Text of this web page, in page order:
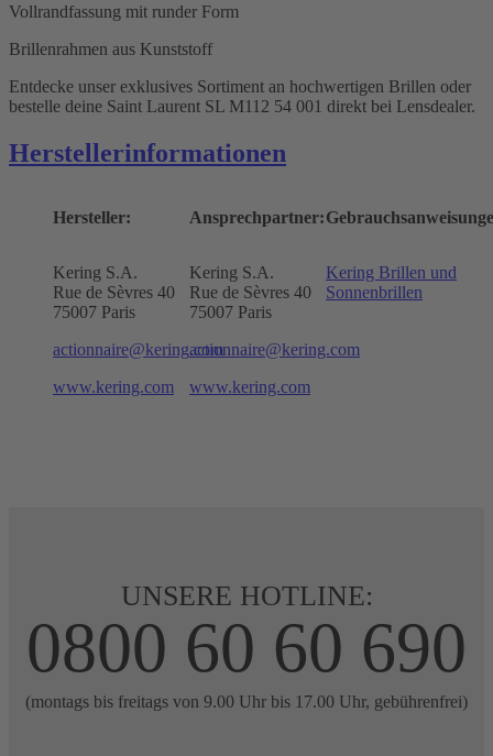
Vollrandfassung mit runder Form
Brillenrahmen aus Kunststoff
Entdecke unser exklusives Sortiment an hochwertigen Brillen oder
bestelle deine Saint Laurent SL M112 54 001 direkt bei Lensdealer.
Herstellerinformationen
Hersteller:
Kering S.A.
Rue de Sèvres 40
75007 Paris
actionnaire@kering.com
www.kering.com
Ansprechpartner:
Kering S.A.
Rue de Sèvres 40
75007 Paris
actionnaire@kering.com
www.kering.com
Kering Brillen und
Sonnenbrillen
UNSERE HOTLINE:
0800 60 60 690
(montags bis freitags von 9.00 Uhr bis 17.00 Uhr, gebührenfrei)